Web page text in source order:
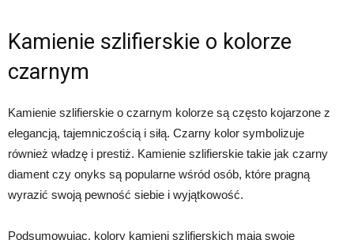
Kamienie szlifierskie o kolorze
czarnym
Kamienie szlifierskie o czarnym kolorze są często kojarzone z
elegancją, tajemniczością i siłą. Czarny kolor symbolizuje
również władzę i prestiż. Kamienie szlifierskie takie jak czarny
diament czy onyks są popularne wśród osób, które pragną
wyrazić swoją pewność siebie i wyjątkowość.
Podsumowując, kolory kamieni szlifierskich mają swoje